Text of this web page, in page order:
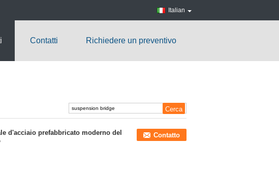
Italian
Contatti Richiedere un preventivo
d'acciaio prefabbricato moderno del
Contatto